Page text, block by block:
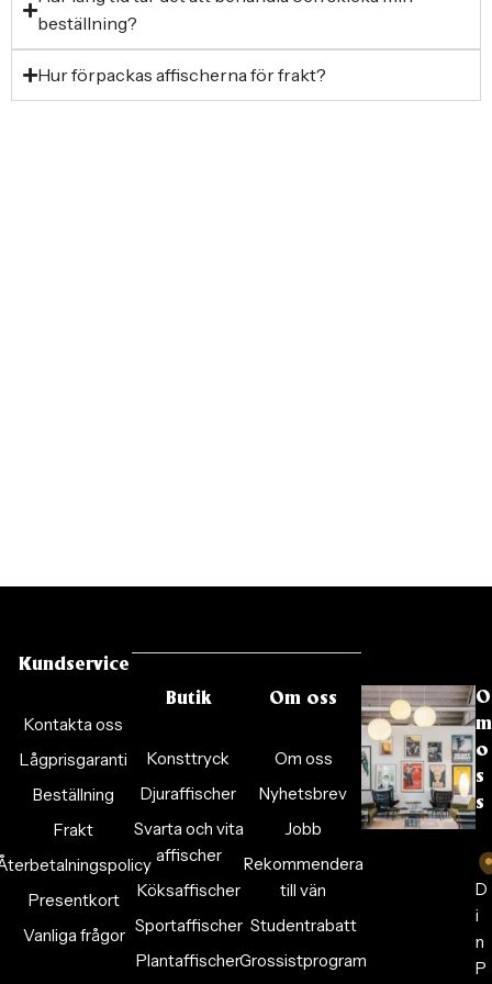
beställning?
Hur förpackas affischerna för frakt?
Kundservice
Kontakta oss
Lågprisgaranti
Beställning
Frakt
Presentkort
Vanliga frågor
Butik
Konsttryck
Djuraffischer
Svarta och vita
affischer
Köksaffischer
Sportaffischer
Plantaffischer
Om oss
Om oss
Nyhetsbrev
Jobb
Rekommendera
till vän
Studentrabatt
Grossistprogram
O
m
o
s
s
D
i
n
P